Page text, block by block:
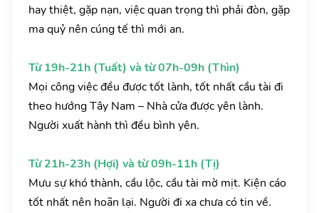
hay thiệt, gặp nạn, việc quan trọng thì phải đòn, gặp
ma quỷ nên cúng tế thì mới an.
Từ 19h-21h (Tuất) và từ 07h-09h (Thìn)
Mọi công việc đều được tốt lành, tốt nhất cầu tài đi
theo hướng Tây Nam – Nhà cửa được yên lành.
Người xuất hành thì đều bình yên.
Từ 21h-23h (Hợi) và từ 09h-11h (Tị)
Mưu sự khó thành, cầu lộc, cầu tài mờ mịt. Kiện cáo
tốt nhất nên hoãn lại. Người đi xa chưa có tin về.